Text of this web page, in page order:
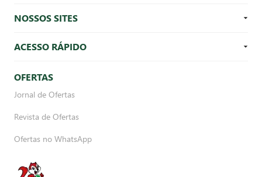
NOSSOS SITES
ACESSO RÁPIDO
OFERTAS
Jornal de Ofertas
Revista de Ofertas
Ofertas no WhatsApp